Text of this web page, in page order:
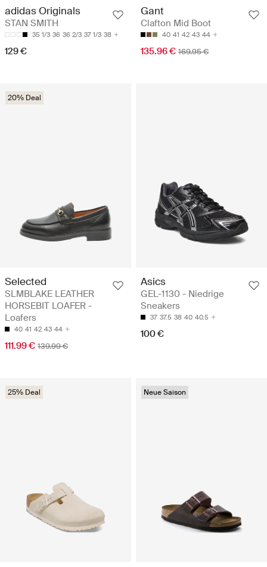
adidas Originals
STAN SMITH
35 1/3 36 36 2/3 37 1/3 38
129 €
Gant
Clafton Mid Boot
40 41 42 43 44
135.96 € 169.95 €
20% Deal
Selected
SLMBLAKE LEATHER
HORSEBIT LOAFER -
Loafers
40 41 42 43 44
111.99 € 139.99 €
Asics
GEL-1130 - Niedrige
Sneakers
37 37.5 38 40 40.5
100 €
25% Deal Neue Saison